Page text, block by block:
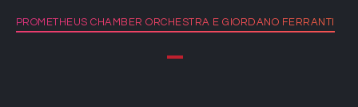
PROMETHEUS CHAMBER ORCHESTRA E GIORDANO FERRANTI